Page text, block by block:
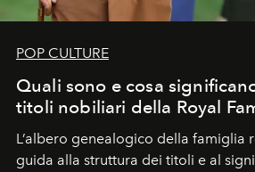
POP CULTURE
Quali sono e cosa
titoli nobiliari della Royal
L’albero genealogico della famiglia
guida alla struttura dei titoli e al